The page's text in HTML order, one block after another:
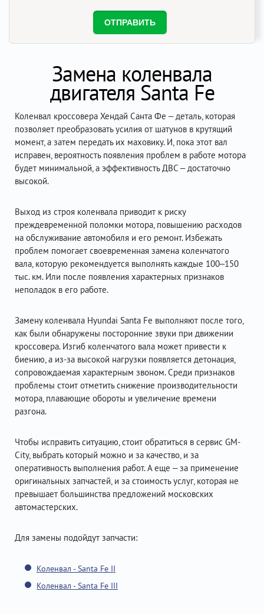
Замена коленвала
двигателя Santa Fe
Коленвал кроссовера Хендай Санта Фе – деталь, которая
позволяет преобразовать усилия от шатунов в крутящий
момент, а затем передать их маховику. И, пока этот вал
исправен, вероятность появления проблем в работе мотора
будет минимальной, а эффективность ДВС – достаточно
высокой.
Выход из строя коленвала приводит к риску
преждевременной поломки мотора, повышению расходов
на обслуживание автомобиля и его ремонт. Избежать
проблем помогает своевременная замена коленчатого
вала, которую рекомендуется выполнять каждые 100–150
тыс. км. Или после появления характерных признаков
неполадок в его работе.
Замену коленвала Hyundai Santa Fe выполняют после того,
как были обнаружены посторонние звуки при движении
кроссовера. Изгиб коленчатого вала может привести к
биению, а из-за высокой нагрузки появляется детонация,
сопровождаемая характерным звоном. Среди признаков
проблемы стоит отметить снижение производительности
мотора, плавающие обороты и увеличение времени
разгона.
Чтобы исправить ситуацию, стоит обратиться в сервис GM-
City, выбрать который можно и за качество, и за
оперативность выполнения работ. А еще – за применение
оригинальных запчастей, и за стоимость услуг, которая не
превышает большинства предложений московских
автомастерских.
Для замены подойдут запчасти:
Коленвал - Santa Fe II
Коленвал - Santa Fe III